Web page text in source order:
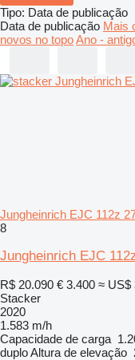
Tipo: Data de publicação
Data de publicação Mais
novos no topoAno -
Jungheinrich EJC 112z
8
Jungheinrich EJC
R$ 20.090 € 3.400 ≈ US$
Stacker
2020
1.583 m/h
Capacidade de carga
duploAltura de elevação